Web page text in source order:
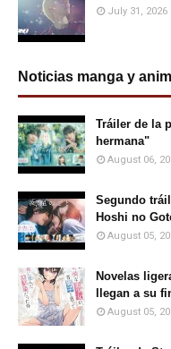
July 31, 2026
Noticias manga y
Tráiler de la
hermana"
August 06,
Segundo
Hoshi no
August 05,
Novelas
llegan a su
August 05,